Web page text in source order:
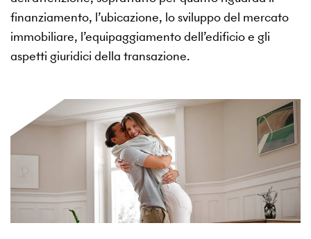
finanziamento, l’ubicazione, lo sviluppo del mercato
immobiliare, l’equipaggiamento dell’edificio e gli
aspetti giuridici della transazione.